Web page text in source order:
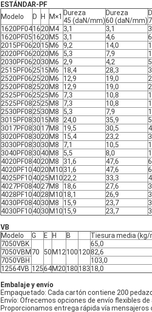
ESTÁNDAR-PF
Modelo
D H M×1 Dureza
45 (daN/mm)
Dureza
60 (daN/mm)
1620PF041620 M4 3,1 3,1
1620PF051620 M5 3,1 4,6
2015PF062015 M6 9,2 14,0
2020PF062020 M6 5,3 7,9
2030PF062030 M6 2,9 4,2
2515PF062515 M6 18,4 28,3
2520PF062520 M6 12,9 19,0
2520PF082520 M8 12,9 19,0
2525PF062525 M6 7,3 10,8
2525PF082525 M8 7,3 10,8
2530PF082530 M8 5,3 7,9
3015PF083015 M8 24,0 35,9
3017PF083017M8 19,5 30,5
3020PF083020 M8 15,4 23,2
3030PF083030 M8 7,1 10,5
3040PF083040 M8 5,5 8,0
4020PF084020 M8 31,6 47,6
4020PF104020 M1031,6 47,6
4025PF104025 M1022,2 33,3
4027PF084027M8 18,6 27,6
4028PF104028 M1018,1 26,9
4030PF084030 M8 15,9 23,7
4030PF104030 M1015,9 23,7
VB
Modelo
G E H B Tiesura media (kg/
7050VBK
70
50 M12100120
65,0
7050VBM
82,6
7050VBH
103,0
12564VB 12564M2018018318,0
Embalaje y envío
Empaquetado: Cada cartón contiene 200
Envío: Ofrecemos opciones de envío flexibles
Proporcionamos entrega rápida vía mensajeros